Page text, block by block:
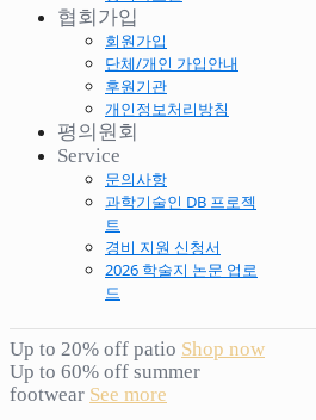
협회가입
회원가입
단체/개인 가입안내
후원기관
개인정보처리방침
평의원회
Service
문의사항
과학기술인 DB 프로젝
트
경비 지원 신청서
2026 학술지 논문 업로
드
Up to 20% off patio Shop now
Up to 60% off summer
footwear See more